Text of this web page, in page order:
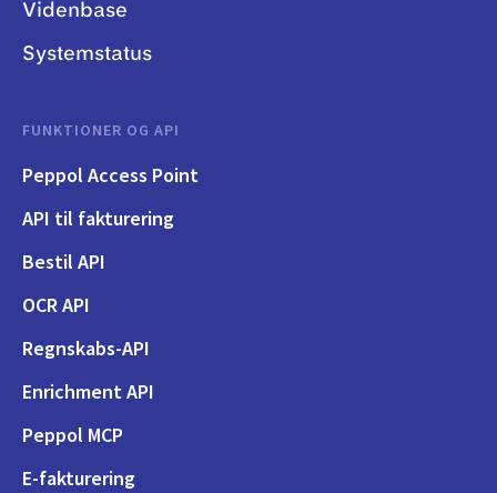
Videnbase
Systemstatus
FUNKTIONER OG API
Peppol Access Point
API til fakturering
Bestil API
OCR API
Regnskabs-API
Enrichment API
Peppol MCP
E-fakturering